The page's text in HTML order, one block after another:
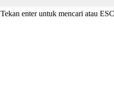
Tekan enter untuk mencari atau